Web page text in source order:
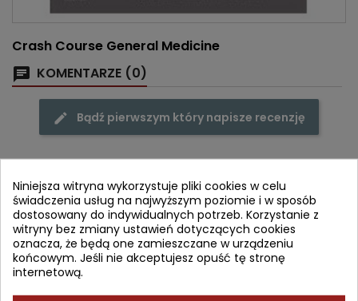
Crash Course General Medicine
KOMENTARZE (0)
Bądź pierwszym który napisze recenzję
Często kupowane razem
- 15,10 zł
Niniejsza witryna wykorzystuje pliki cookies w celu
świadczenia usług na najwyższym poziomie i w sposób
dostosowany do indywidualnych potrzeb. Korzystanie z
witryny bez zmiany ustawień dotyczących cookies
oznacza, że będą one zamieszczane w urządzeniu
końcowym. Jeśli nie akceptujesz opuść tę stronę
internetową.